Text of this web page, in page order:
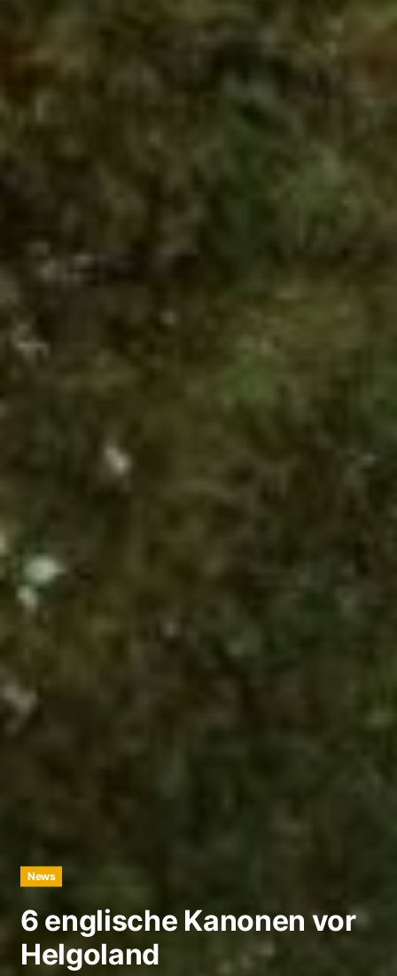
News
6 englische Kanonen vor
Helgoland